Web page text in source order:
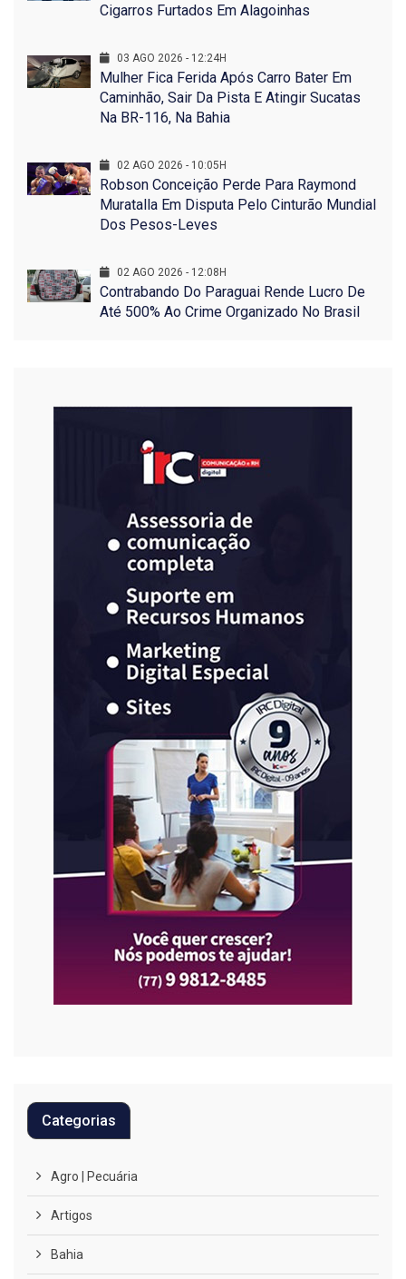
Cigarros Furtados Em Alagoinhas
03 AGO 2026 - 12:24H
Mulher Fica Ferida Após Carro Bater Em
Caminhão, Sair Da Pista E Atingir Sucatas
Na BR-116, Na Bahia
02 AGO 2026 - 10:05H
Robson Conceição Perde Para Raymond
Muratalla Em Disputa Pelo Cinturão Mundial
Dos Pesos-Leves
02 AGO 2026 - 12:08H
Contrabando Do Paraguai Rende Lucro De
Até 500% Ao Crime Organizado No Brasil
Categorias
Agro | Pecuária
Artigos
Bahia